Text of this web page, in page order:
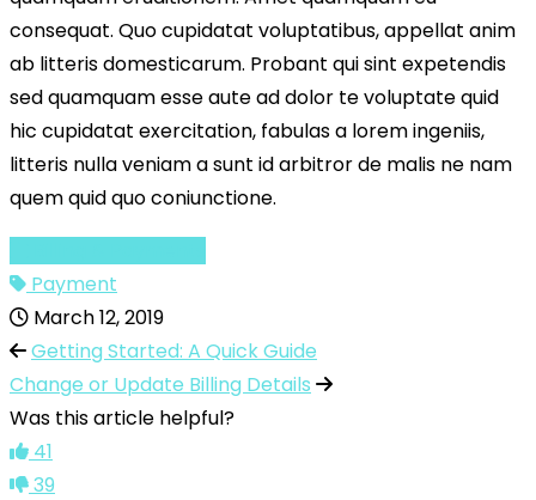
consequat. Quo cupidatat voluptatibus, appellat anim
ab litteris domesticarum. Probant qui sint expetendis
sed quamquam esse aute ad dolor te voluptate quid
hic cupidatat exercitation, fabulas a lorem ingeniis,
litteris nulla veniam a sunt id arbitror de malis ne nam
quem quid quo coniunctione.
Payment
March 12, 2019
Getting Started: A Quick Guide
Change or Update Billing Details
Was this article helpful?
41
39